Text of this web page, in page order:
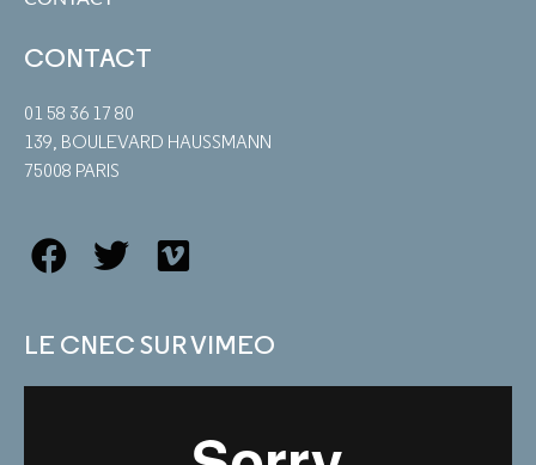
CONTACT
01 58 36 17 80
139, BOULEVARD HAUSSMANN
75008 PARIS
LE CNEC SUR VIMEO